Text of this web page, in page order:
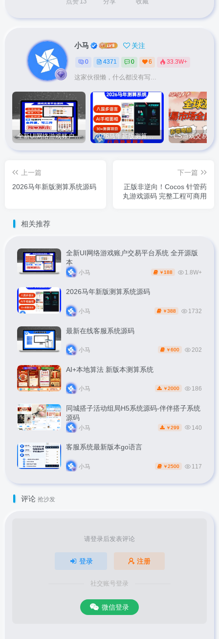
小马 关注
0 4371 0 6 33.3W+
这家伙很懒，什么都没有写...
全新UI网络游戏账户交易平台系统 全开源版本 2026马年新版测算系统源码
上一篇
2026马年新版测算系统源码
下一篇
正版非逆向！Cocos 针管药
丸游戏源码 完整工程可商用
相关推荐
全新UI网络游戏账户交易平台系统 全开源版
本
小马 ￥ 188 1.8W+
2026马年新版测算系统源码
小马 ￥ 388 1732
最新在线客服系统源码
小马 ￥ 600 202
AI+本地算法 新版本测算系统
小马 ￥ 2000 186
同城搭子活动组局H5系统源码-伴伴搭子系统
源码
小马 ￥ 299 140
客服系统最新版本go语言
小马 ￥ 2500 117
评论 抢沙发
请登录后发表评论
登录 注册
社交账号登录
微信登录